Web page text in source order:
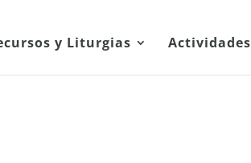
y Liturgias Actividades